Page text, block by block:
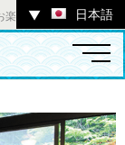
みいただけます。
▼ 日本語